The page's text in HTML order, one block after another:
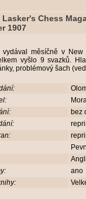
Lasker's Chess
1907
vydával měsíčně v
vyšlo 9 svazků.
problémový šach
bez
ano